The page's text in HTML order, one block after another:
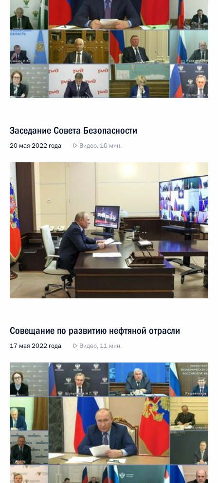
Заседание Совета Безопасности
20 мая 2022 года Видео, 10 мин.
Совещание по развитию нефтяной отрасли
17 мая 2022 года Видео, 11 мин.